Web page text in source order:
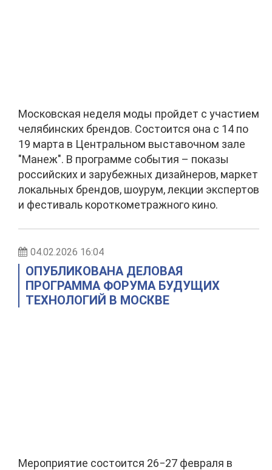
Московская неделя моды пройдет с участием
челябинских брендов. Состоится она с 14 по
19 марта в Центральном выставочном зале
"Манеж". В программе события – показы
российских и зарубежных дизайнеров, маркет
локальных брендов, шоурум, лекции экспертов
и фестиваль короткометражного кино.
04.02.2026 16:04
ОПУБЛИКОВАНА ДЕЛОВАЯ
ПРОГРАММА ФОРУМА БУДУЩИХ
ТЕХНОЛОГИЙ В МОСКВЕ
Мероприятие состоится 26−27 февраля в